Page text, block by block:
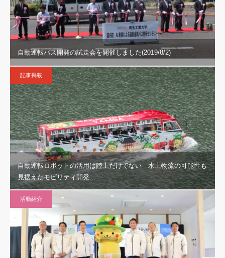
自動運転バス開発の試走会を開催しました(2019/8/2)
記事掲載
自動運転ロボットの活用は陸上だけでない 水上物流の可能性も
見据えたモビリティ開発…
活動紹介